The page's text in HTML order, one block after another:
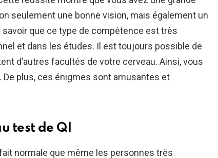
seulement une bonne vision, mais également un
que ce type de compétence est très
et dans les études. Il est toujours possible de
d’autres facultés de votre cerveau. Ainsi, vous
plus, ces énigmes sont amusantes et
test de QI
normale que même les personnes très